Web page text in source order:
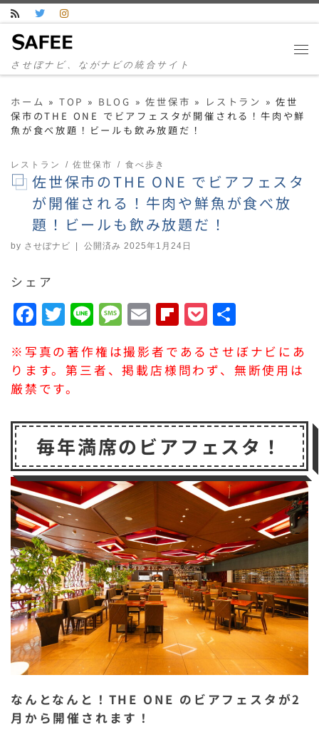
コンテンツへスキップ
させぼナビ、ながナビの統合サイト
ホーム » TOP » BLOG » 佐世保市 » レストラン » 佐世
保市のTHE ONE でビアフェスタが開催される！牛肉や鮮
魚が食べ放題！ビールも飲み放題だ！
レストラン 佐世保市 食べ歩き
佐世保市のTHE ONE でビアフェスタ
が開催される！牛肉や鮮魚が食べ放
題！ビールも飲み放題だ！
by させぼナビ | 公開済み 2025年1月24日
シェア
F
a
c
e
o
o
k
T
w
it
t
r
Li
n
e
M
e
s
s
g
e
E
m
a
il
F
li
p
b
a
r
d
P
o
c
k
t
有
※写真の著作権は撮影者であるさせぼナビにあ
ります。第三者、掲載店様問わず、無断使用は
厳禁です。
毎年満席のビアフェスタ！
なんとなんと！THE ONE のビアフェスタが2
月から開催されます！